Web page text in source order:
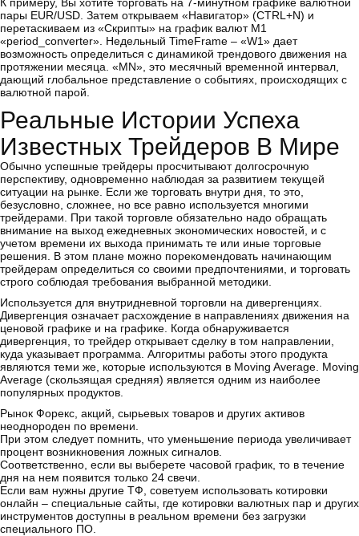
пары EUR/USD. Затем открываем «Навигатор» (CTRL+N) и
перетаскиваем из «Скрипты» на график валют М1
«period_converter». Недельный TimeFrame – «W1» дает
возможность определиться с динамикой трендового движения на
протяжении месяца. «MN», это месячный временной интервал,
дающий глобальное представление о событиях, происходящих с
валютной парой.
Реальные Истории Успеха
Известных Трейдеров В Мире
Обычно успешные трейдеры просчитывают долгосрочную
перспективу, одновременно наблюдая за развитием текущей
ситуации на рынке. Если же торговать внутри дня, то это,
безусловно, сложнее, но все равно используется многими
трейдерами. При такой торговле обязательно надо обращать
внимание на выход ежедневных экономических новостей, и с
учетом времени их выхода принимать те или иные торговые
решения. В этом плане можно порекомендовать начинающим
трейдерам определиться со своими предпочтениями, и торговать
строго соблюдая требования выбранной методики.
Используется для внутридневной торговли на дивергенциях.
Дивергенция означает расхождение в направлениях движения на
ценовой графике и на графике. Когда обнаруживается
дивергенция, то трейдер открывает сделку в том направлении,
куда указывает программа. Алгоритмы работы этого продукта
являются теми же, которые используются в Moving Average. Moving
Average (скользящая средняя) является одним из наиболее
популярных продуктов.
Рынок Форекс, акций, сырьевых товаров и других активов
неоднороден по времени.
При этом следует помнить, что уменьшение периода увеличивает
процент возникновения ложных сигналов.
Соответственно, если вы выберете часовой график, то в течение
дня на нем появится только 24 свечи.
Если вам нужны другие ТФ, советуем использовать котировки
онлайн – специальные сайты, где котировки валютных пар и других
инструментов доступны в реальном времени без загрузки
специального ПО.